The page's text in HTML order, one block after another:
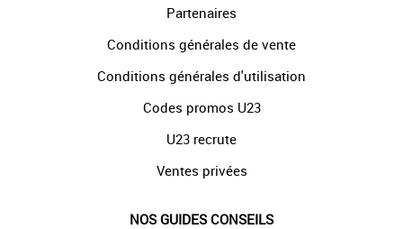
Partenaires
Conditions générales de vente
Conditions générales d'utilisation
Codes promos U23
U23 recrute
Ventes privées
NOS GUIDES CONSEILS